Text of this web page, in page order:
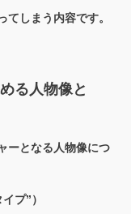
しまう内容です。
る人物像と
ーとなる人物像につ
プ”）